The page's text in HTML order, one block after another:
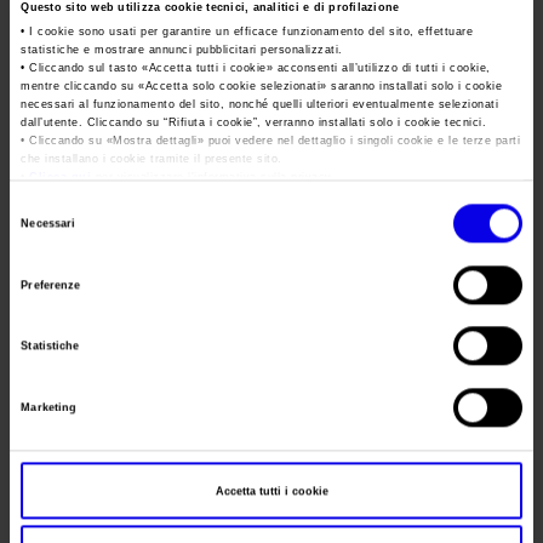
Questo sito web utilizza cookie tecnici, analitici e di profilazione
• I cookie sono usati per garantire un efficace funzionamento del sito, effettuare
statistiche e mostrare annunci pubblicitari personalizzati.
• Cliccando sul tasto «Accetta tutti i cookie» acconsenti all’utilizzo di tutti i cookie,
mentre cliccando su «Accetta solo cookie selezionati» saranno installati solo i cookie
necessari al funzionamento del sito, nonché quelli ulteriori eventualmente selezionati
dall’utente. Cliccando su “ Rifiuta i cookie”, verranno installati solo i cookie tecnici.
• Cliccando su «Mostra dettagli» puoi vedere nel dettaglio i singoli cookie e le terze parti
che installano i cookie tramite il presente sito.
Necessari
Preferenze
Statistiche
Marketing
Accetta tutti i cookie
Numeri della fiera
Carta dei Valori
Parità di genere
Modello di Organizzazione, Gestione e Controllo
Responsabilità Sociale d’Impresa
Accredito Stampa Marmomac 2026
Servizi in quartiere per la stampa
Contatti Ufficio Stampa
Lavora con noi
Contatti
Data
09/10/2013 - 10/10/2013
Frequenza
Annual
E-mail
organizzativa
Fax
02 36558784
Website
https://www.oilnonoil.it